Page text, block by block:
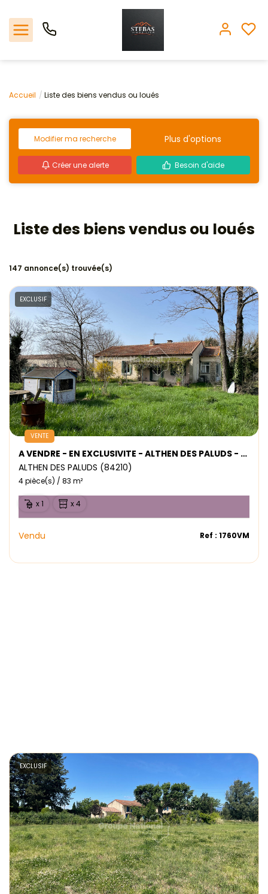
Nos offres
L'agence
Biens vendus
Espace client
Estimation
Accueil Liste des biens vendus ou loués
Modifier ma recherche Plus d'options
Créer une alerte Besoin d'aide
Liste des biens vendus ou loués
147 annonce(s) trouvée(s)
EXCLUSIF
VENTE
A VENDRE - EN EXCLUSIVITE - ALTHEN DES PALUDS - MAISON TYPE 4
ALTHEN DES PALUDS (84210)
4 pièce(s) / 83 m²
x 1 x 4
Vendu Ref : 1760VM
EXCLUSIF